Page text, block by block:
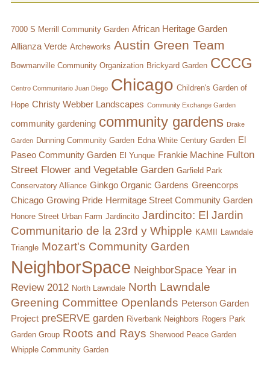
7000 S Merrill Community Garden African Heritage Garden
Allianza Verde Archeworks Austin Green Team
Bowmanville Community Organization Brickyard Garden CCCG
Centro Communitario Juan Diego Chicago Children's Garden of
Hope Christy Webber Landscapes Community Exchange Garden
community gardening community gardens Drake
Garden Dunning Community Garden Edna White Century Garden El
Paseo Community Garden El Yunque Frankie Machine Fulton
Street Flower and Vegetable Garden Garfield Park
Conservatory Alliance Ginkgo Organic Gardens Greencorps
Chicago Growing Pride Hermitage Street Community Garden
Honore Street Urban Farm Jardincito Jardincito: El Jardin
Communitario de la 23rd y Whipple KAMII Lawndale
Triangle Mozart's Community Garden
NeighborSpace NeighborSpace Year in
Review 2012 North Lawndale North Lawndale
Greening Committee Openlands Peterson Garden
Project preSERVE garden Riverbank Neighbors Rogers Park
Garden Group Roots and Rays Sherwood Peace Garden
Whipple Community Garden